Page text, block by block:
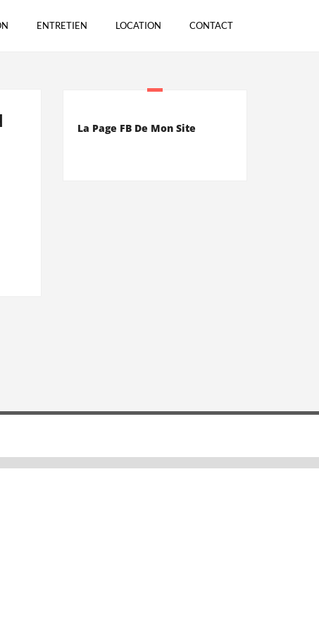
ENTRETIEN LOCATION CONTACT
La Page FB De Mon Site